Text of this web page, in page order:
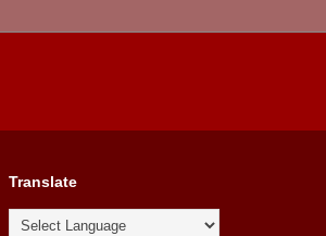
Translate